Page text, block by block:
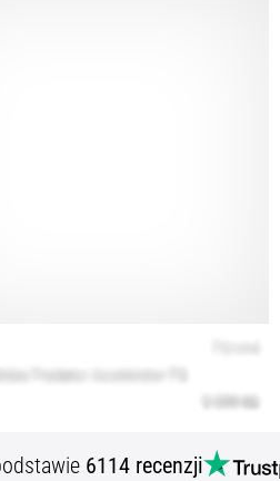
6114 recenzji